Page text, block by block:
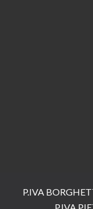
P.IVA